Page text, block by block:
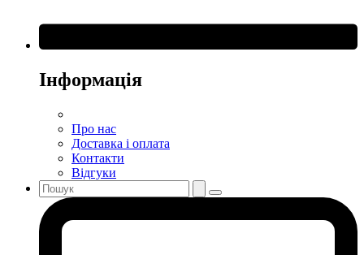
Інформація
Про нас
Доставка і оплата
Контакти
Відгуки